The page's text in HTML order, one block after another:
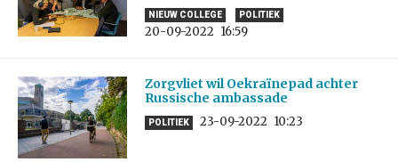
NIEUW COLLEGE POLITIEK
20-09-2022 16:59
Zorgvliet wil Oekraïnepad achter
Russische ambassade
POLITIEK 23-09-2022 10:23